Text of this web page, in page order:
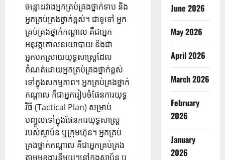
ចន្លោះរវាងអ្នកគ្រប់គ្រងថ្នាក់ទាប និង
អ្នកគ្រប់គ្រងថ្នាក់ខ្ពស់។ ជាទូទៅ អ្នក
គ្រប់គ្រងថ្នាក់កណ្តាល គឺជាអ្នក
អនុវត្តគោលនយោបាយ និងជា
អ្នកបកស្រាយយុទ្ធសាស្ត្រដែល
កំណត់ដោយអ្នកគ្រប់គ្រងថ្នាក់ខ្ពស់
ទៅក្នុងសកម្មភាព។ អ្នកគ្រប់គ្រងថ្នាក់
កណ្តាល ក៏ជាអ្នករៀបចំផែនការយុទ្ធ
វិធី (Tactical Plan) សម្រាប់
បញ្ចូលទៅក្នុងផែនការយុទ្ធសាស្ត្រ
របស់ស្ថាប័ន ឬក្រុមហ៊ុន។ អ្នកគ្រប់
គ្រងថ្នាក់កណ្តាល គឺជាអ្នកគ្រប់គ្រង
តាមមុខងារនីមួយៗនៅក្នុងស្ថាប័ន ឬ
June 2026
May 2026
April 2026
March 2026
February
2026
January
2026